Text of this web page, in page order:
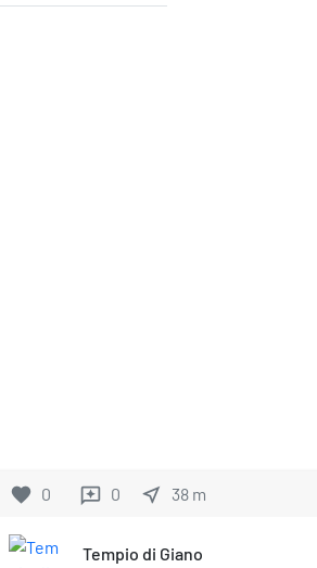
favorite 0 reviews 0 near_me 38 m
Tempio di Giano